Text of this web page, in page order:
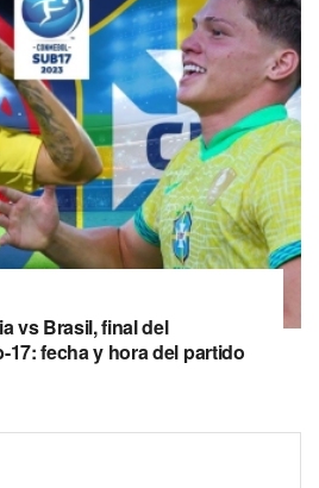
vs Brasil, final del
fecha y hora del partido